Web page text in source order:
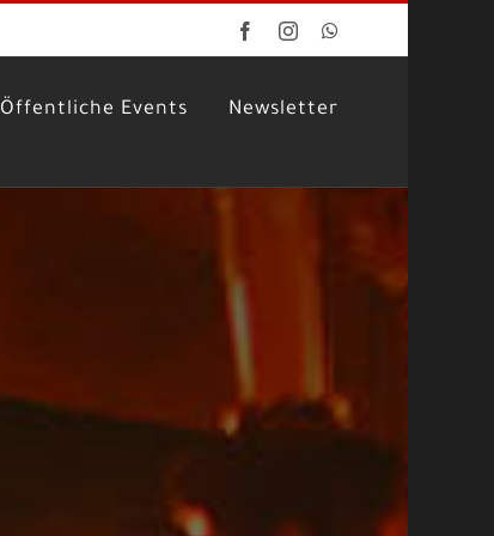
FacebookInstagramWhatsApp
Öffentliche Events Newsletter